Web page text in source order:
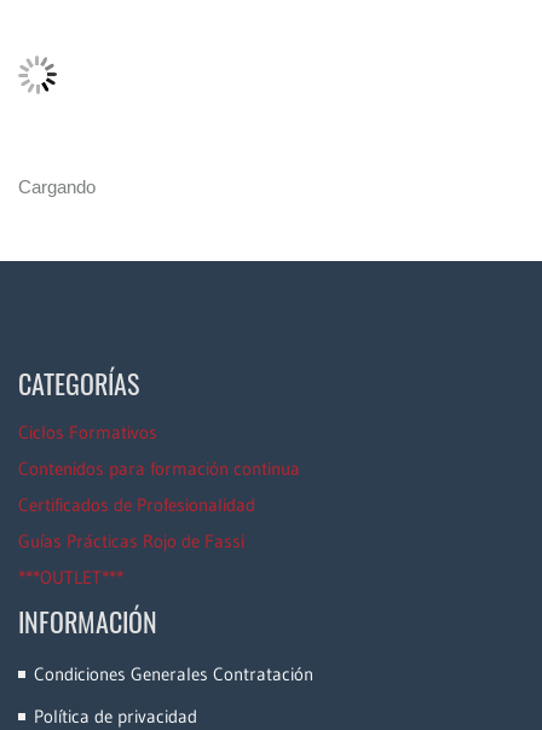
Cargando
CATEGORÍAS
Ciclos Formativos
Contenidos para formación continua
Certificados de Profesionalidad
Guías Prácticas Rojo de Fassi
***OUTLET***
INFORMACIÓN
Condiciones Generales Contratación
Política de privacidad